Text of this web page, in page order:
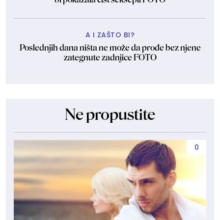
A I ZAŠTO BI?
Poslednjih dana ništa ne može da prođe bez njene
zategnute zadnjice FOTO
Ne propustite
0